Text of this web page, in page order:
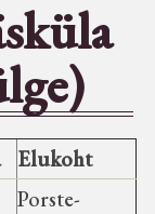
Elukoht
Porste-